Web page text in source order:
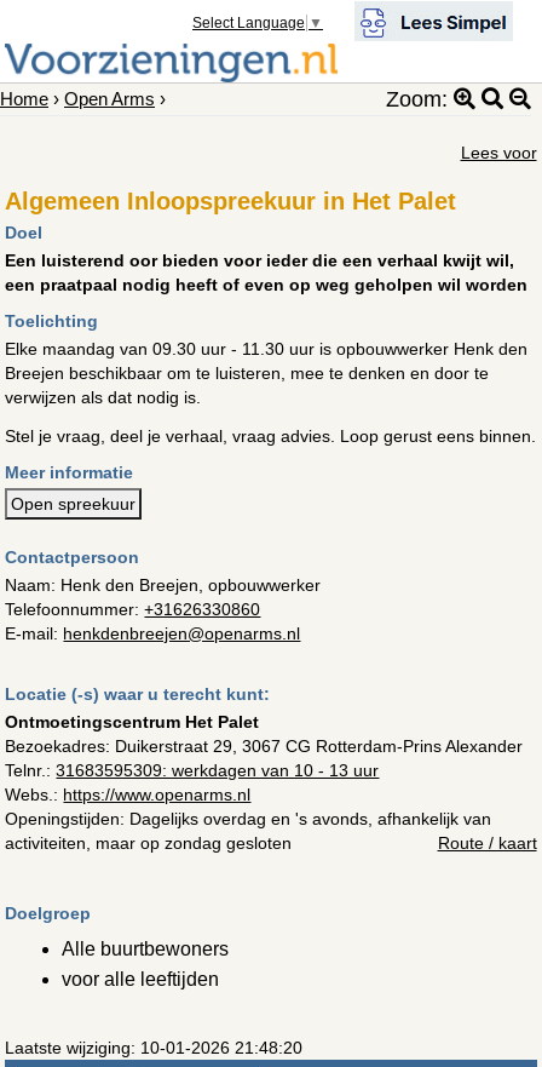
Select Language ▼
Home › Open Arms › Zoom:
Lees voor
Algemeen Inloopspreekuur in Het Palet
Doel
Een luisterend oor bieden voor ieder die een verhaal kwijt wil,
een praatpaal nodig heeft of even op weg geholpen wil worden
Toelichting
Elke maandag van 09.30 uur - 11.30 uur is opbouwwerker Henk den
Breejen beschikbaar om te luisteren, mee te denken en door te
verwijzen als dat nodig is.
Stel je vraag, deel je verhaal, vraag advies. Loop gerust eens binnen.
Meer informatie
Open spreekuur
Contactpersoon
Naam: Henk den Breejen, opbouwwerker
Telefoonnummer:+31626330860
E-mail: henkdenbreejen@openarms.nl
Locatie (-s) waar u terecht kunt:
Ontmoetingscentrum Het Palet
Bezoekadres: Duikerstraat 29, 3067 CG Rotterdam-Prins Alexander
Telnr.:31683595309: werkdagen van 10 - 13 uur
Webs.: https://www.openarms.nl
Openingstijden: Dagelijks overdag en 's avonds, afhankelijk van
activiteiten, maar op zondag gesloten
Route / kaart
Doelgroep
Alle buurtbewoners
voor alle leeftijden
Laatste wijziging: 10-01-2026 21:48:20